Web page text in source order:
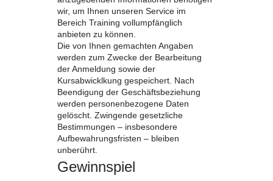
wir, um Ihnen unseren Service im
Bereich Training vollumpfänglich
anbieten zu können.
Die von Ihnen gemachten Angaben
werden zum Zwecke der Bearbeitung
der Anmeldung sowie der
Kursabwicklkung gespeichert. Nach
Beendigung der Geschäftsbeziehung
werden personenbezogene Daten
gelöscht. Zwingende gesetzliche
Bestimmungen – insbesondere
Aufbewahrungsfristen – bleiben
unberührt.
Gewinnspiel